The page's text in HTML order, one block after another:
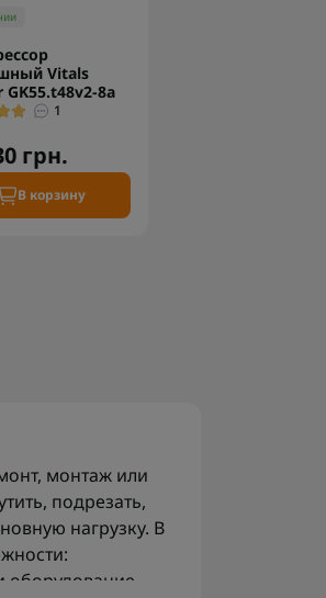
Vitals
GK55.t48v2-8a
1
грн.
В корзину
монтаж или
подрезать,
нагрузку. В
оборудование,